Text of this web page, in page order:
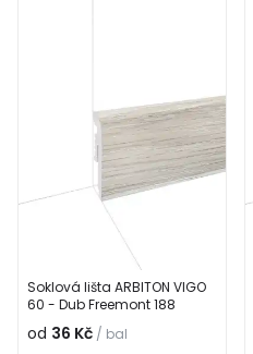
Soklová lišta ARBITON VIGO
60 - Dub Freemont 188
od 36 Kč / bal